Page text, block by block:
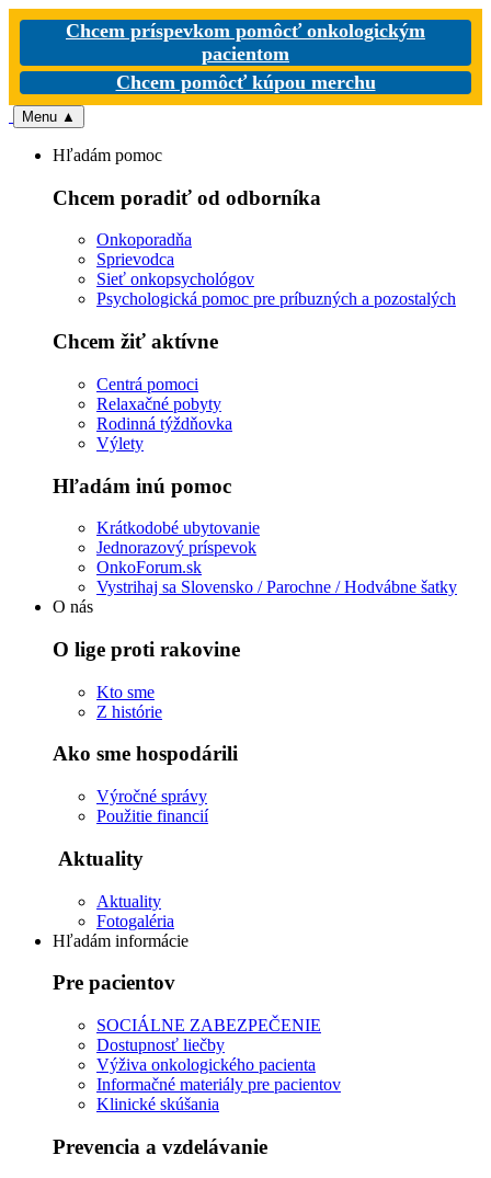
Chcem príspevkom pomôcť onkologickým
pacientom
Chcem pomôcť kúpou merchu
Menu ▲
Hľadám pomoc
Chcem poradiť od odborníka
Onkoporadňa
Sprievodca
Sieť onkopsychológov
Psychologická pomoc pre príbuzných a pozostalých
Chcem žiť aktívne
Centrá pomoci
Relaxačné pobyty
Rodinná týždňovka
Výlety
Hľadám inú pomoc
Krátkodobé ubytovanie
Jednorazový príspevok
OnkoForum.sk
Vystrihaj sa Slovensko / Parochne / Hodvábne šatky
O nás
O lige proti rakovine
Kto sme
Z histórie
Ako sme hospodárili
Výročné správy
Použitie financií
Aktuality
Aktuality
Fotogaléria
Hľadám informácie
Pre pacientov
SOCIÁLNE ZABEZPEČENIE
Dostupnosť liečby
Výživa onkologického pacienta
Informačné materiály pre pacientov
Klinické skúšania
Prevencia a vzdelávanie